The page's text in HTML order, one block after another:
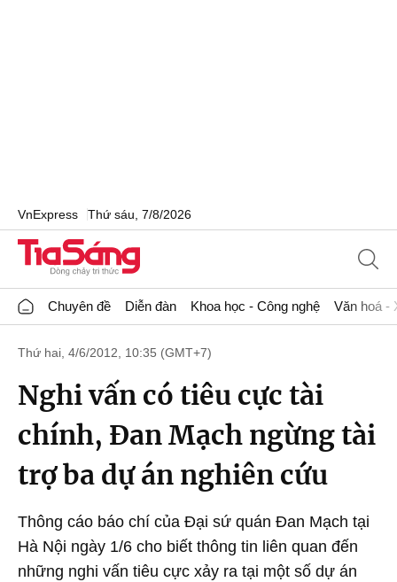
VnExpress Thứ sáu, 7/8/2026
Chuyên đề Diễn đàn Khoa học - Công nghệ Văn hoá -
Thứ hai, 4/6/2012, 10:35 (GMT+7)
Nghi vấn có tiêu cực tài
chính, Đan Mạch ngừng tài
trợ ba dự án nghiên cứu
Thông cáo báo chí của Đại sứ quán Đan Mạch tại
Hà Nội ngày 1/6 cho biết thông tin liên quan đến
những nghi vấn tiêu cực xảy ra tại một số dự án